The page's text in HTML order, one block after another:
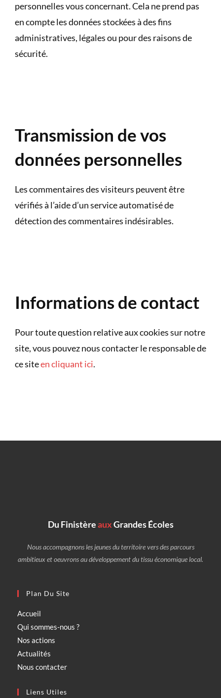
personnelles vous concernant. Cela ne prend pas
en compte les données stockées à des fins
administratives, légales ou pour des raisons de
sécurité.
Transmission de vos
données personnelles
Les commentaires des visiteurs peuvent être
vérifiés à l’aide d’un service automatisé de
détection des commentaires indésirables.
Informations de contact
Pour toute question relative aux cookies sur notre
site, vous pouvez nous contacter le responsable de
ce siteen cliquant ici.
Du FinistèreauxGrandes Écoles
Nous accompagnons les jeunes du territoire vers des parcours
ambitieux et oeuvrons au développement du tissu économique local.
Plan Du Site
Accueil
Qui sommes-nous ?
Nos actions
Actualités
Nous contacter
Liens Utiles